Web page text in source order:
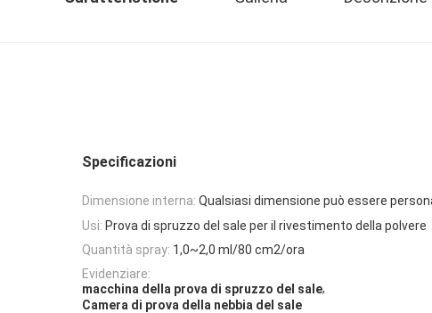
Specificazioni
Dimensione interna: Qualsiasi dimensione può essere
Usi: Prova di spruzzo del sale per il rivestimento della polvere
Quantità spray: 1,0~2,0 ml/80 cm2/ora
Evidenziare:
macchina della prova di spruzzo del sale,
Camera di prova della nebbia del sale